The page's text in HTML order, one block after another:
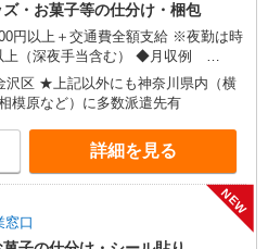
・お菓子等の仕分け・梱包
円以上＋交通費全額支給 ※夜勤は時
深夜手当含む） ◆月収例
日勤シフト10時〜19時 週5日勤務の
円×8h×22日勤務 ◆月収例
夜勤シフト 21時〜翌6時 週5日勤務の
円×8h×22日勤務
沢区 ★上記以外にも神奈川県内（横
模原など）に多数派遣先有
詳細を見る
窓口
NEW